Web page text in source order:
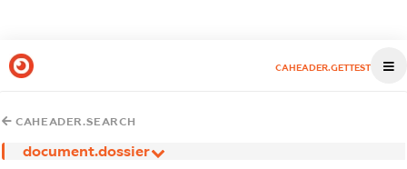
CAHEADER.GETTEST
CAHEADER.SEARCH
document.dossier